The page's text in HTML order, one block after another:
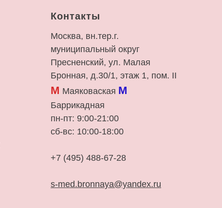
Контакты
Москва, вн.тер.г.
муниципальный округ
Пресненский, ул. Малая
Бронная, д.30/1, этаж 1, пом. II
М Маяковаская М
Баррикадная
пн-пт: 9:00-21:00
сб-вс: 10:00-18:00
+7 (495) 488-67-28
s-med.bronnaya@yandex.ru